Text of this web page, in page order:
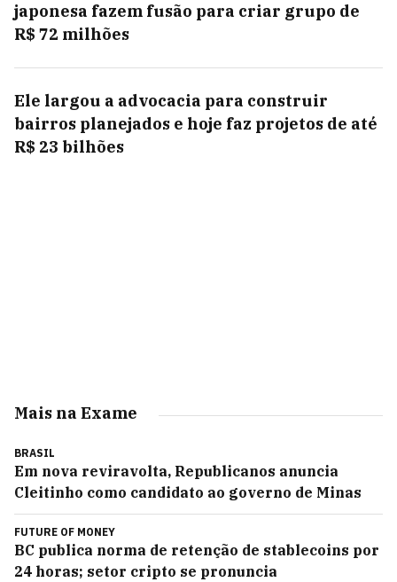
japonesa fazem fusão para criar grupo de
R$ 72 milhões
Ele largou a advocacia para construir
bairros planejados e hoje faz projetos de até
R$ 23 bilhões
Mais na Exame
BRASIL
Em nova reviravolta, Republicanos anuncia
Cleitinho como candidato ao governo de Minas
FUTURE OF MONEY
BC publica norma de retenção de stablecoins por
24 horas; setor cripto se pronuncia